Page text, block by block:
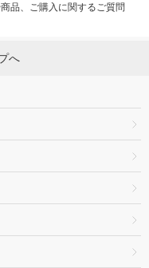
品、ご購入に関するご質問
へ